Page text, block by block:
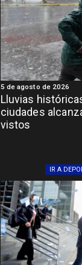
Lluvias
ciudades
vistos
5 de agosto de 2026
IR A